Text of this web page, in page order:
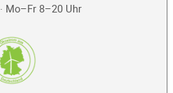
· Mo–Fr 8–20 Uhr